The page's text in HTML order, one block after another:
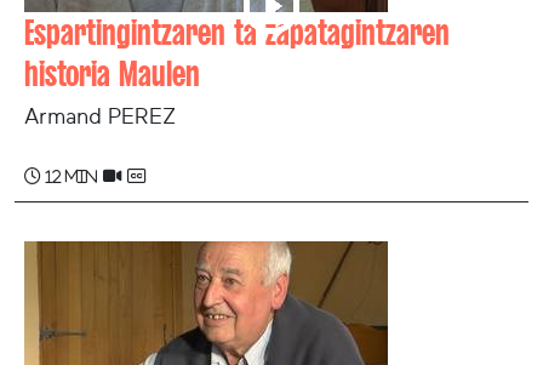
Espartingintzaren ta zapatagintzaren
historia Maulen
Armand PEREZ
12 min